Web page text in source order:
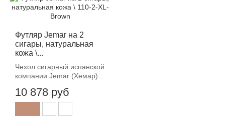
Футляр Jemar на 2
сигары, натуральная
кожа \...
Чехол сигарный испанской
компании Jemar (Хемар)...
10 878 руб